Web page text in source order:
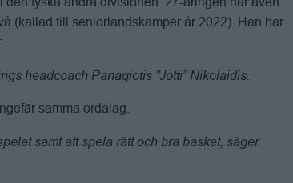
(kallad till seniorlandskamper år 2022). Han har
headcoach Panagiotis ”Jotti” Nikolaidis.
samma ordalag.
samt att spela rätt och bra basket, säger